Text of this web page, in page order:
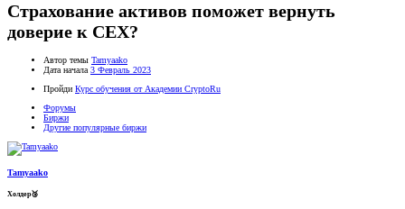
Страхование активов поможет вернуть
доверие к CEX?
Автор темы Tamyaako
Дата начала 3 Февраль 2023
Пройди Курс обучения от Академии CryptoRu
Форумы
Биржи
Другие популярные биржи
Tamyaako
Холдер🥉